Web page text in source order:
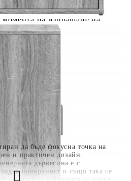
да бъде фокусна точка на
и практичен дизайн.
дървесина е с
повърхност и също така се
и устойчивост на влага.
да я платите към тях:
на изпращане на
За покупки на стойност до
20% от стойността на
с карта. Останалата сума се
вноски без оскъпяване. За
1000 лв. / €511.31
на поръчката се
вноски с оскъпяване. За
2000 лв. / €1022.61